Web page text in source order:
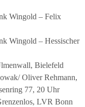
Wingold – Felix
Wingold – Hessischer
Bielefeld
Oliver Rehmann,
77, 20 Uhr
LVR Bonn